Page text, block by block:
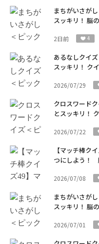
まちがいさが
スッキリ！ 脳
2日前 4
あるなしクイ
スッキリ！ ク
2026/07/29
クロスワード
とスッキリ！
2026/07/22
【マッチ棒ク
つにしよう！
2026/07/08
まちがいさが
スッキリ！ 脳
2026/07/01